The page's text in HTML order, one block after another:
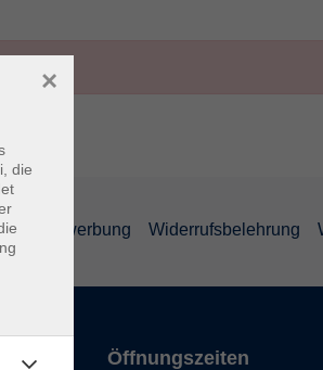
Bewerbung Widerrufsbelehrung
Öffnungszeiten
die
×